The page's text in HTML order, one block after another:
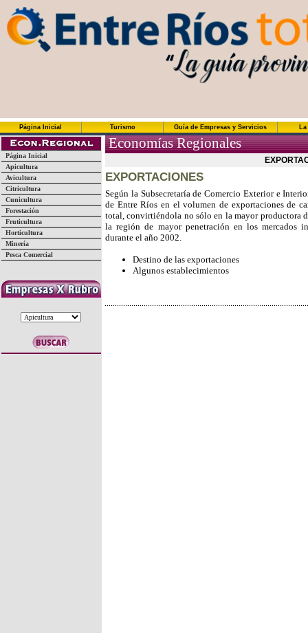
Página Inicial Turismo Guía de Empresas y Servicios
Página Inicial
Apicultura
Avicultura
Citricultura
Cunicultura
Forestación
Fruticultura
Horticultura
Minería
Pesca Comercial
Economías Regionales
EXPORTACIONES
Según la Subsecretaría de Comercio Exterior e
de Entre Ríos en el volumen de exportaciones de
total, convirtiéndola no sólo en la mayor productora
la región de mayor penetración en los mercados
durante el año 2002.
Destino de las exportaciones
Algunos establecimientos